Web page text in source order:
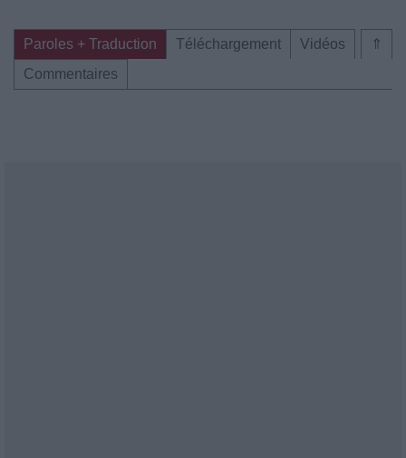
⇑
Paroles + Traduction Téléchargement
Vidéos
Commentaires